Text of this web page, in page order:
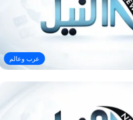
عرب وعالم